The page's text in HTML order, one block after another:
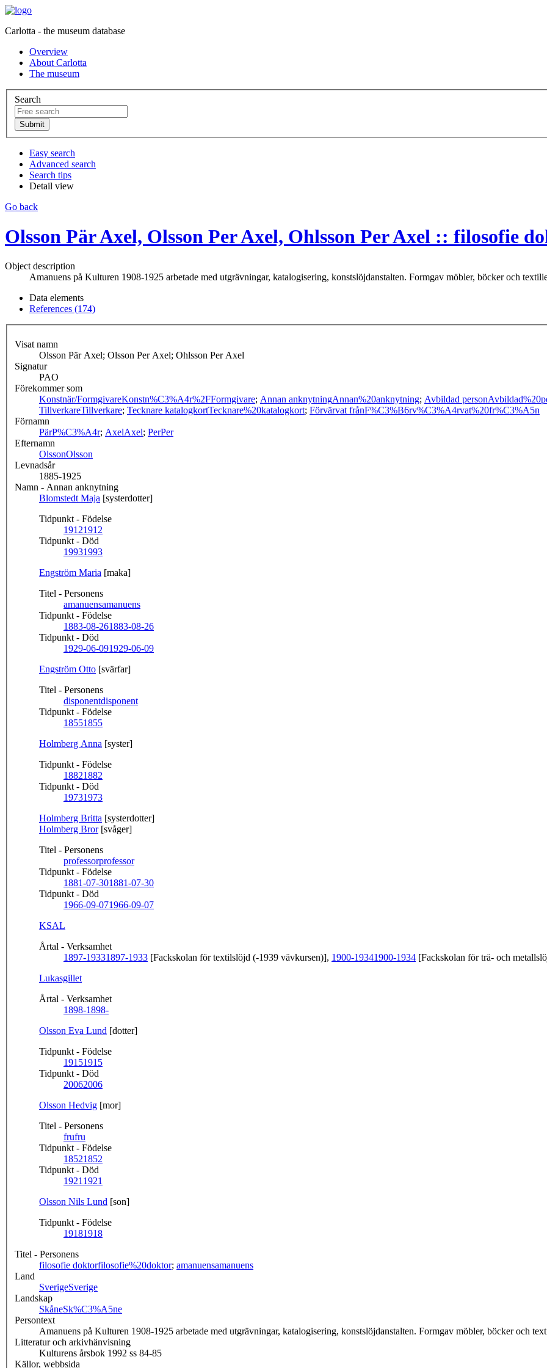
Carlotta - the museum database
Overview
About Carlotta
The museum
Search
Easy search
Advanced search
Search tips
Detail view
Go back
Olsson Pär Axel, Olsson Per Axel, Ohlsson Per Axel :: filosofie
Object description
Amanuens på Kulturen 1908-1925 arbetade med utgrävningar, katalogisering, konstslöjdanstalten. Formgav möbler, böcker och
Data elements
References (174)
Visat namn
Olsson Pär Axel; Olsson Per Axel; Ohlsson Per Axel
Signatur
PAO
Förekommer som
Konstnär/FormgivareKonstn%C3%A4r%2FFormgivare; Annan anknytningAnnan%20anknytning; Avbildad person
TillverkareTillverkare; Tecknare katalogkortTecknare%20katalogkort; Förvärvat frånF%C3%B6rv%C3%A4rvat%20fr%C3%A5n
Förnamn
PärP%C3%A4r; AxelAxel; PerPer
Efternamn
OlssonOlsson
Levnadsår
1885-1925
Namn - Annan anknytning
Blomstedt Maja [systerdotter]
Tidpunkt - Födelse
19121912
Tidpunkt - Död
19931993
Engström Maria [maka]
Titel - Personens
amanuensamanuens
Tidpunkt - Födelse
1883-08-261883-08-26
Tidpunkt - Död
1929-06-091929-06-09
Engström Otto [svärfar]
Titel - Personens
disponentdisponent
Tidpunkt - Födelse
18551855
Holmberg Anna [syster]
Tidpunkt - Födelse
18821882
Tidpunkt - Död
19731973
Holmberg Britta [systerdotter]
Holmberg Bror[svåger]
Titel - Personens
professorprofessor
Tidpunkt - Födelse
1881-07-301881-07-30
Tidpunkt - Död
1966-09-071966-09-07
KSAL
Årtal - Verksamhet
1897-19331897-1933 [Fackskolan för textilslöjd (-1939 vävkursen)], 1900-19341900-1934 [Fackskolan för trä- och
Lukasgillet
Årtal - Verksamhet
1898-1898-
Olsson Eva Lund [dotter]
Tidpunkt - Födelse
19151915
Tidpunkt - Död
20062006
Olsson Hedvig [mor]
Titel - Personens
frufru
Tidpunkt - Födelse
18521852
Tidpunkt - Död
1921 1921
Olsson Nils Lund [son]
Tidpunkt - Födelse
19181918
Titel - Personens
filosofie doktorfilosofie%20doktor; amanuensamanuens
Land
SverigeSverige
Landskap
SkåneSk%C3%A5ne
Persontext
Amanuens på Kulturen 1908-1925 arbetade med utgrävningar, katalogisering, konstslöjdanstalten. Formgav möbler, böcker och
Litteratur och arkivhänvisning
Kulturens årsbok 1992 ss 84-85
Källor, webbsida